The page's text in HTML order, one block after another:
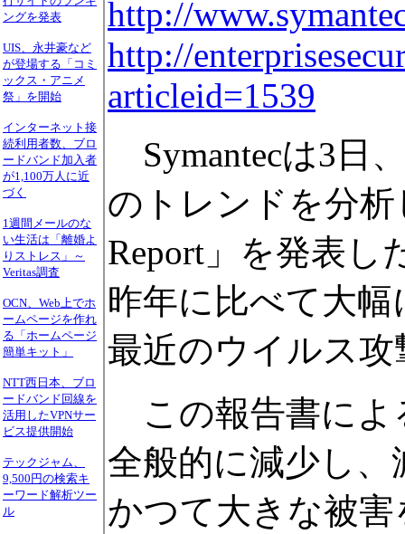
ングを発表
UIS、永井豪など
が登場する「コミ
ックス・アニメ
祭」を開始
インターネット接
続利用者数、ブロ
ードバンド加入者
が1,100万人に近
づく
1週間メールのな
い生活は「離婚よ
りストレス」～
Veritas調査
OCN、Web上でホ
ームページを作れ
る「ホームページ
簡単キット」
NTT西日本、ブロ
ードバンド回線を
活用したVPNサー
ビス提供開始
テックジャム、
9,500円の検索キ
ーワード解析ツー
ル
http://
http://
articleid=1539
Symantecは3日
のトレンドを分析
Report」を発表し
昨年に比べて大
最近のウイルス
この報告書によ
全般的に減少し、
かつて大きな被害